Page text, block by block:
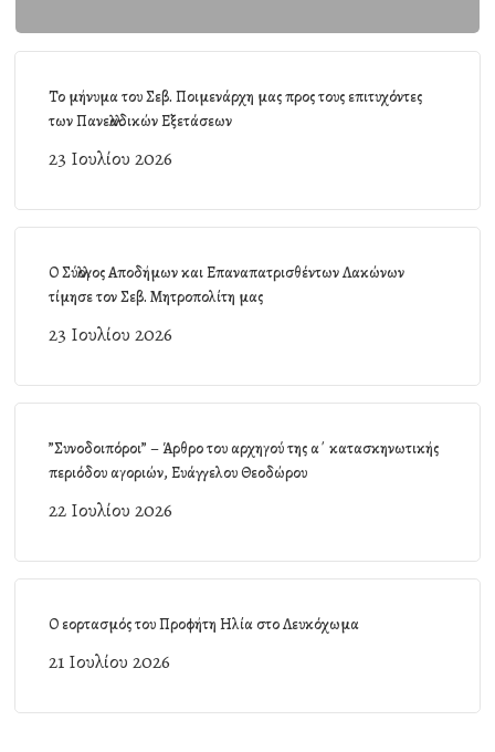
Το μήνυμα του Σεβ. Ποιμενάρχη μας προς τους επιτυχόντες
των Πανελλαδικών Εξετάσεων
23 Ιουλίου 2026
Ο Σύλλογος Αποδήμων και Επαναπατρισθέντων Λακώνων
τίμησε τον Σεβ. Μητροπολίτη μας
23 Ιουλίου 2026
”Συνοδοιπόροι” – Άρθρο του αρχηγού της α΄ κατασκηνωτικής
περιόδου αγοριών, Ευάγγελου Θεοδώρου
22 Ιουλίου 2026
Ο εορτασμός του Προφήτη Ηλία στο Λευκόχωμα
21 Ιουλίου 2026